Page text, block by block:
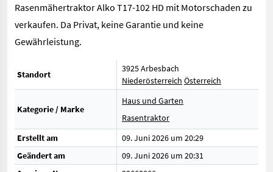
Rasenmähertraktor Alko T17-102 HD mit Motorschaden zu
verkaufen. Da Privat, keine Garantie und keine
Gewährleistung.
Standort
3925 Arbesbach
Niederösterreich Österreich
Kategorie / Marke
Haus und Garten
Rasentraktor
Erstellt am
09. Juni 2026 um 20:29
Geändert am
09. Juni 2026 um 20:31